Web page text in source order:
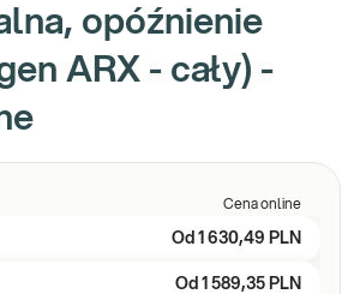
opóźnienie
ARX - cały) -
Cena online
Od 1 630,49 PLN
Od 1 589,35 PLN